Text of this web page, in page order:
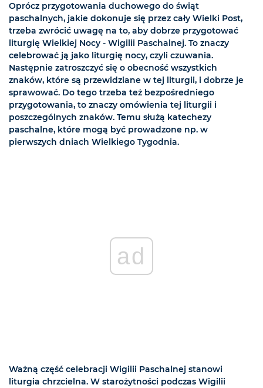
Oprócz przygotowania duchowego do świąt
paschalnych, jakie dokonuje się przez cały Wielki Post,
trzeba zwrócić uwagę na to, aby dobrze przygotować
liturgię Wielkiej Nocy - Wigilii Paschalnej. To znaczy
celebrować ją jako liturgię nocy, czyli czuwania.
Następnie zatroszczyć się o obecność wszystkich
znaków, które są przewidziane w tej liturgii, i dobrze je
sprawować. Do tego trzeba też bezpośredniego
przygotowania, to znaczy omówienia tej liturgii i
poszczególnych znaków. Temu służą katechezy
paschalne, które mogą być prowadzone np. w
pierwszych dniach Wielkiego Tygodnia.
ad
Ważną część celebracji Wigilii Paschalnej stanowi
liturgia chrzcielna. W starożytności podczas Wigilii